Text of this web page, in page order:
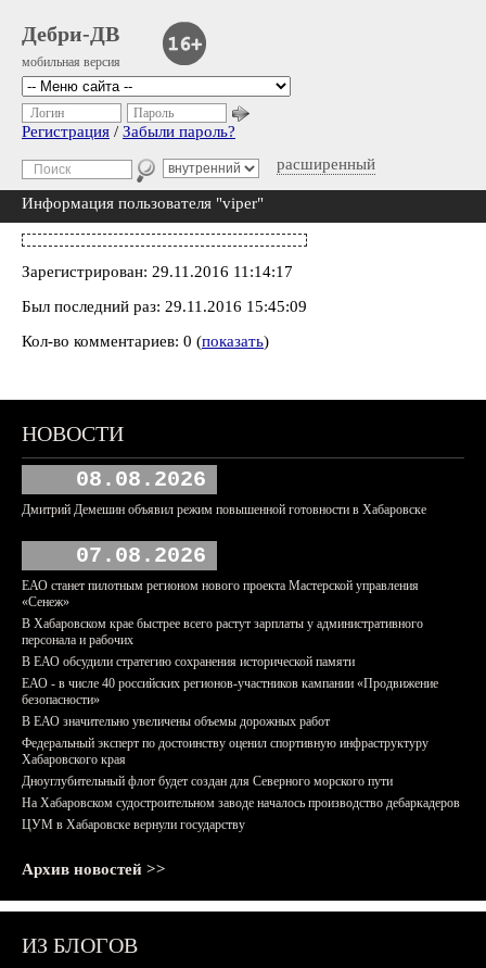
Дебри-ДВ
мобильная версия
расширенный
Логин Пароль
Регистрация / Забыли пароль?
Информация пользователя "viper"
Зарегистрирован: 29.11.2016 11:14:17
Был последний раз: 29.11.2016 15:45:09
Кол-во комментариев: 0 (показать)
НОВОСТИ
08.08.2026
Дмитрий Демешин объявил режим повышенной готовности в Хабаровске
07.08.2026
ЕАО станет пилотным регионом нового проекта Мастерской управления
«Сенеж»
В Хабаровском крае быстрее всего растут зарплаты у административного
персонала и рабочих
В ЕАО обсудили стратегию сохранения исторической памяти
ЕАО - в числе 40 российских регионов-участников кампании «Продвижение
безопасности»
В ЕАО значительно увеличены объемы дорожных работ
Федеральный эксперт по достоинству оценил спортивную инфраструктуру
Хабаровского края
Дноуглубительный флот будет создан для Северного морского пути
На Хабаровском судостроительном заводе началось производство дебаркадеров
ЦУМ в Хабаровске вернули государству
Архив новостей >>
ИЗ БЛОГОВ